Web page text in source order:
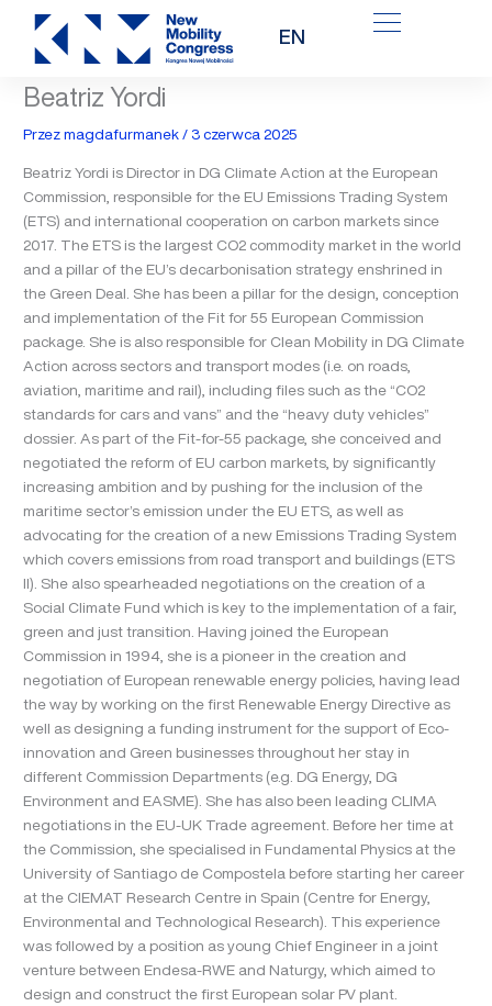
Przejdź
treści
EN
Beatriz Yordi
Przezmagdafurmanek/ 3 czerwca 2025
Beatriz Yordi is Director in DG Climate Action at the European
Commission, responsible for the EU Emissions Trading System
(ETS) and international cooperation on carbon markets since
2017. The ETS is the largest CO2 commodity market in the world
and a pillar of the EU’s decarbonisation strategy enshrined in
the Green Deal. She has been a pillar for the design, conception
and implementation of the Fit for 55 European Commission
package. She is also responsible for Clean Mobility in DG Climate
Action across sectors and transport modes (i.e. on roads,
aviation, maritime and rail), including files such as the “CO2
standards for cars and vans” and the “heavy duty vehicles”
dossier. As part of the Fit-for-55 package, she conceived and
negotiated the reform of EU carbon markets, by significantly
increasing ambition and by pushing for the inclusion of the
maritime sector’s emission under the EU ETS, as well as
advocating for the creation of a new Emissions Trading System
which covers emissions from road transport and buildings (ETS
II). She also spearheaded negotiations on the creation of a
Social Climate Fund which is key to the implementation of a fair,
green and just transition. Having joined the European
Commission in 1994, she is a pioneer in the creation and
negotiation of European renewable energy policies, having lead
the way by working on the first Renewable Energy Directive as
well as designing a funding instrument for the support of Eco-
innovation and Green businesses throughout her stay in
different Commission Departments (e.g. DG Energy, DG
Environment and EASME). She has also been leading CLIMA
negotiations in the EU-UK Trade agreement. Before her time at
the Commission, she specialised in Fundamental Physics at the
University of Santiago de Compostela before starting her career
at the CIEMAT Research Centre in Spain (Centre for Energy,
Environmental and Technological Research). This experience
was followed by a position as young Chief Engineer in a joint
venture between Endesa-RWE and Naturgy, which aimed to
design and construct the first European solar PV plant.